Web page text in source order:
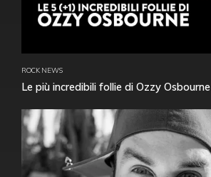
ROCK NEWS
Le più incredibili follie di Ozzy Osbourne